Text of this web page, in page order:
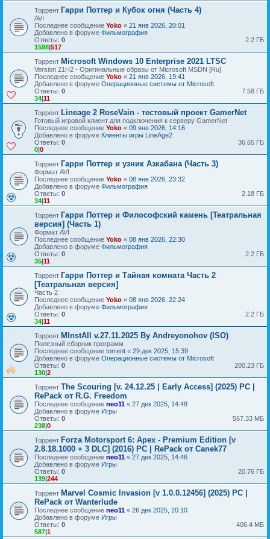
Торрент Гарри Поттер и Кубок огня (Часть 4)
AVI
Последнее сообщение Yoko « 21 янв 2026, 20:01
Добавлено в форуме Фильмография
Ответы: 0
1598|517
2.2 ГБ
Торрент Microsoft Windows 10 Enterprise 2021 LTSC
Version 21H2 - Оригинальные образы от Microsoft MSDN [Ru]
Последнее сообщение Yoko « 21 янв 2026, 19:41
Добавлено в форуме Операционные системы от Microsoft
Ответы: 0
34|11
7.58 ГБ
Торрент Lineage 2 RoseVain - тестовый проект GamerNet
Готовый игровой клиент для подключения к серверу GamerNet
Последнее сообщение Yoko « 09 янв 2026, 14:16
Добавлено в форуме Клиенты игры LineAge2
Ответы: 0
0|0
36.65 ГБ
Торрент Гарри Поттер и узник Азкабана (Часть 3)
Формат AVI
Последнее сообщение Yoko « 08 янв 2026, 23:32
Добавлено в форуме Фильмография
Ответы: 0
34|11
2.18 ГБ
Торрент Гарри Поттер и Философский камень [Театральная
версия] (Часть 1)
Формат AVI
Последнее сообщение Yoko « 08 янв 2026, 22:30
Добавлено в форуме Фильмография
Ответы: 0
35|11
2.2 ГБ
Торрент Гарри Поттер и Тайная комната Часть 2
[Театральная версия]
Часть 2
Последнее сообщение Yoko « 08 янв 2026, 22:24
Добавлено в форуме Фильмография
Ответы: 0
34|11
2.2 ГБ
Торрент MInstAll v.27.11.2025 By Andreyonohov (ISO)
Полезный сборник программ
Последнее сообщение torrent « 29 дек 2025, 15:39
Добавлено в форуме Операционные системы от Microsoft
Ответы: 0
130|2
200.23 ГБ
Торрент The Scouring [v. 24.12.25 | Early Access] (2025) PC |
RePack от R.G. Freedom
Последнее сообщение neo11 « 27 дек 2025, 14:48
Добавлено в форуме Игры
Ответы: 0
238|0
567.33 МБ
Торрент Forza Motorsport 6: Apex - Premium Edition [v
2.8.18.1000 + 3 DLC] (2016) PC | RePack от Canek77
Последнее сообщение neo11 « 27 дек 2025, 14:46
Добавлено в форуме Игры
Ответы: 0
139|244
20.76 ГБ
Торрент Marvel Cosmic Invasion [v 1.0.0.12456] (2025) PC |
RePack от Wanterlude
Последнее сообщение neo11 « 26 дек 2025, 20:10
Добавлено в форуме Игры
Ответы: 0
587|1
406.4 МБ